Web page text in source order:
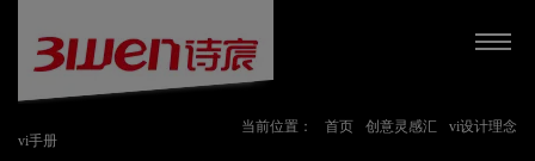
当前位置： 首页 创意灵感汇
vi设计理念
vi手册